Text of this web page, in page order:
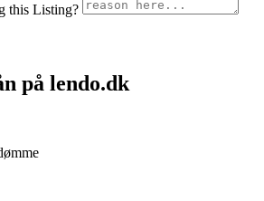
this Listing?
på lendo.dk